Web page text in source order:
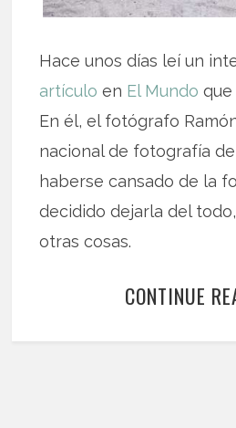
Hace unos días leí un
artículo en El Mundo que
En él, el fotógrafo
nacional de fotografía
haberse cansado de la
decidido dejarla del
otras cosas.
CONTINUE